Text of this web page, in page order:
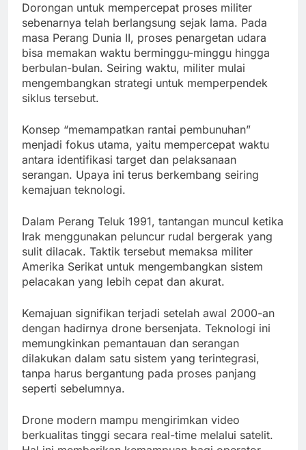
Dorongan untuk mempercepat proses militer
sebenarnya telah berlangsung sejak lama. Pada
masa Perang Dunia II, proses penargetan udara
bisa memakan waktu berminggu-minggu hingga
berbulan-bulan. Seiring waktu, militer mulai
mengembangkan strategi untuk memperpendek
siklus tersebut.
Konsep “memampatkan rantai pembunuhan”
menjadi fokus utama, yaitu mempercepat waktu
antara identifikasi target dan pelaksanaan
serangan. Upaya ini terus berkembang seiring
kemajuan teknologi.
Dalam Perang Teluk 1991, tantangan muncul ketika
Irak menggunakan peluncur rudal bergerak yang
sulit dilacak. Taktik tersebut memaksa militer
Amerika Serikat untuk mengembangkan sistem
pelacakan yang lebih cepat dan akurat.
Kemajuan signifikan terjadi setelah awal 2000-an
dengan hadirnya drone bersenjata. Teknologi ini
memungkinkan pemantauan dan serangan
dilakukan dalam satu sistem yang terintegrasi,
tanpa harus bergantung pada proses panjang
seperti sebelumnya.
Drone modern mampu mengirimkan video
berkualitas tinggi secara real-time melalui satelit.